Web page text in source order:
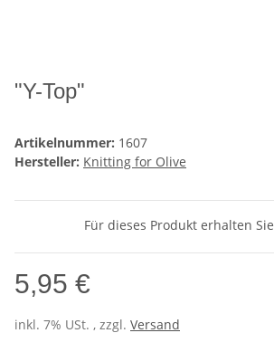
"Y-Top"
Artikelnummer: 1607
Hersteller: Knitting for Olive
Für dieses Produkt erhalten Sie
5,95 €
inkl. 7% USt. , zzgl. Versand